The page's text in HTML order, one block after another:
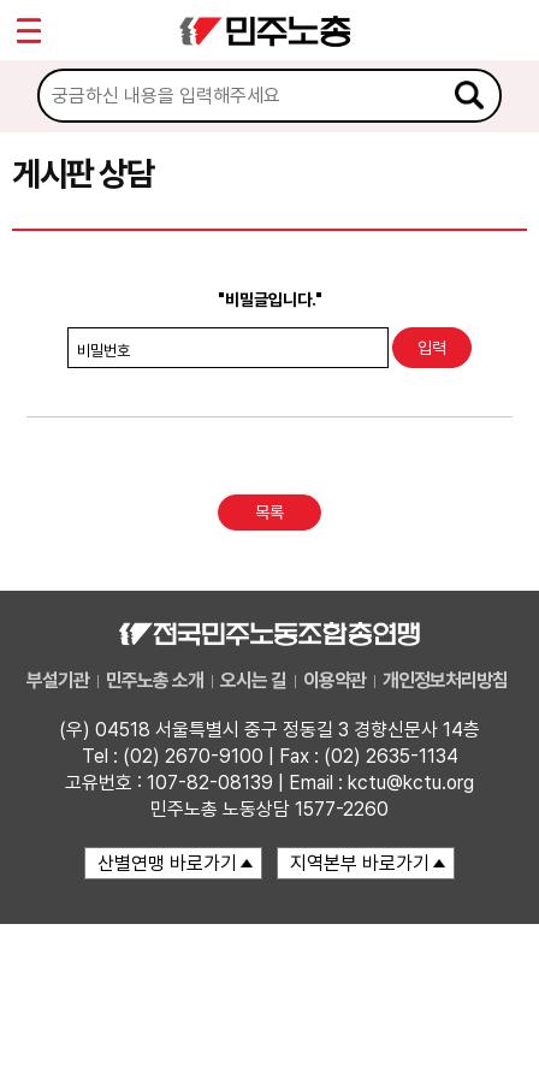
게시판 상담
"비밀글입니다."
비밀번호
목록
부설기관 민주노총 소개 오시는 길 이용약관 개인정보처리방침
(우) 04518 서울특별시 중구 정동길 3 경향신문사 14층
Tel : (02) 2670-9100 | Fax : (02) 2635-1134
고유번호 : 107-82-08139 | Email : kctu@kctu.org
민주노총 노동상담 1577-2260
마이페이지
소개
소식
노동상담
권리찾기수첩 검색
찾아보기
Sketchbook5, 스케치북5
Sketchbook5, 스케치북5